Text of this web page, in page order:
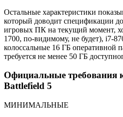
Остальные характеристики
который доводит спецификации
игровых ПК на текущий момент,
1700, по-видимому, не будет), i7-
колоссальные 16 ГБ оперативной
требуется не менее 50 ГБ
Официальные требования
Battlefield 5
МИНИМАЛЬНЫЕ